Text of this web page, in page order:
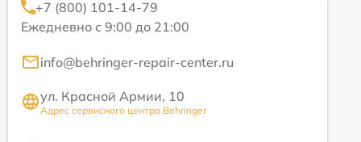
+7 (800) 101-14-79
Ежедневно с 9:00 до 21:00
info@behringer-repair-center.ru
ул. Красной Армии, 10
Адрес сервисного центра Behringer